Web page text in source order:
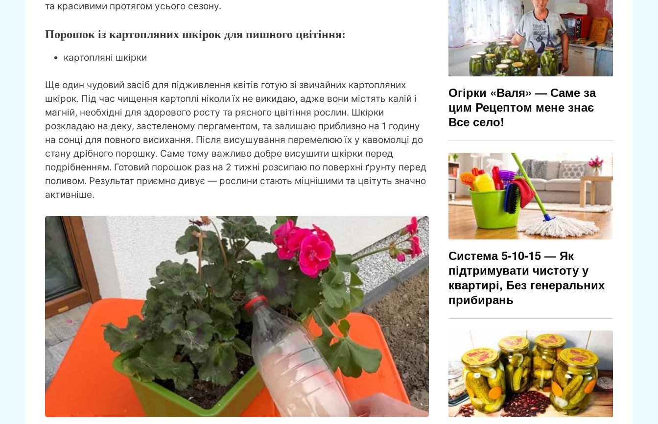
та красивими протягом усього сезону.
Порошок із картопляних шкірок для пишного цвітіння:
картопляні шкірки
Ще один чудовий засіб для підживлення квітів готую зі звичайних картопляних
шкірок. Під час чищення картоплі ніколи їх не викидаю, адже вони містять калій і
магній, необхідні для здорового росту та рясного цвітіння рослин. Шкірки
розкладаю на деку, застеленому пергаментом, та залишаю приблизно на 1 годину
на сонці для повного висихання. Після висушування перемелюю їх у кавомолці до
стану дрібного порошку. Саме тому важливо добре висушити шкірки перед
подрібненням. Готовий порошок раз на 2 тижні розсипаю по поверхні ґрунту перед
поливом. Результат приємно дивує — рослини стають міцнішими та цвітуть значно
активніше.
Огірки «Валя» — Саме за
цим Рецептом мене знає
Все село!
Система 5-10-15 — Як
підтримувати чистоту у
квартирі, Без генеральних
прибирань